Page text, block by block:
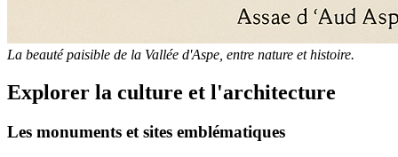
La beauté paisible de la Vallée d'Aspe, entre nature et histoire.
Explorer la culture et l'architecture
Les monuments et sites emblématiques